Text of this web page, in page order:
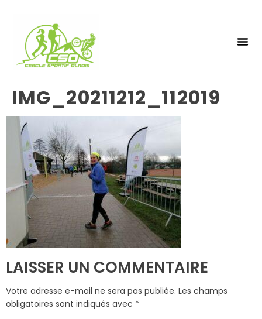
IMG_20211212_112019
LAISSER UN COMMENTAIRE
Votre adresse e-mail ne sera pas publiée. Les champs
obligatoires sont indiqués avec *